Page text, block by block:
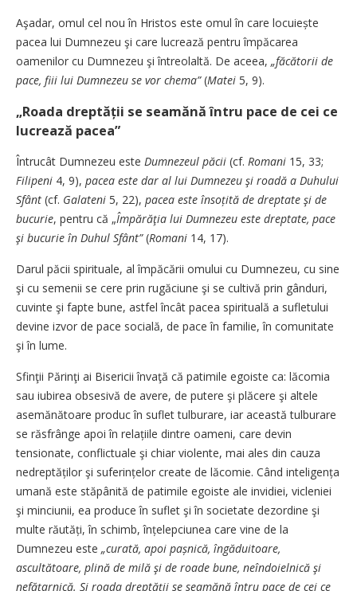
Aşadar, omul cel nou în Hristos este omul în care locuiește
pacea lui Dumnezeu şi care lucrează pentru împăcarea
oamenilor cu Dumnezeu şi întreolaltă. De aceea, „făcătorii de
pace, fiii lui Dumnezeu se vor chema”(Matei 5, 9).
„Roada dreptății se seamănă întru pace de cei ce
lucrează pacea”
Întrucât Dumnezeu este Dumnezeul păcii (cf. Romani 15, 33;
Filipeni 4, 9), pacea este dar al lui Dumnezeu şi roadă a Duhului
Sfânt (cf. Galateni 5, 22), pacea este însoțită de dreptate şi de
bucurie, pentru că „Împărăţia lui Dumnezeu este dreptate, pace
şi bucurie în Duhul Sfânt”(Romani 14, 17).
Darul păcii spirituale, al împăcării omului cu Dumnezeu, cu sine
şi cu semenii se cere prin rugăciune şi se cultivă prin gânduri,
cuvinte şi fapte bune, astfel încât pacea spirituală a sufletului
devine izvor de pace socială, de pace în familie, în comunitate
şi în lume.
Sfinţii Părinţi ai Bisericii învaţă că patimile egoiste ca: lăcomia
sau iubirea obsesivă de avere, de putere şi plăcere şi altele
asemănătoare produc în suflet tulburare, iar această tulburare
se răsfrânge apoi în relațiile dintre oameni, care devin
tensionate, conflictuale şi chiar violente, mai ales din cauza
nedreptăților şi suferințelor create de lăcomie. Când inteligența
umană este stăpânită de patimile egoiste ale invidiei, vicleniei
şi minciunii, ea produce în suflet şi în societate dezordine şi
multe răutăți, în schimb, înțelepciunea care vine de la
Dumnezeu este „curată, apoi pașnică, îngăduitoare,
ascultătoare, plină de milă şi de roade bune, neîndoielnică şi
nefăţarnică. Şi roada dreptății se seamănă întru pace de cei ce